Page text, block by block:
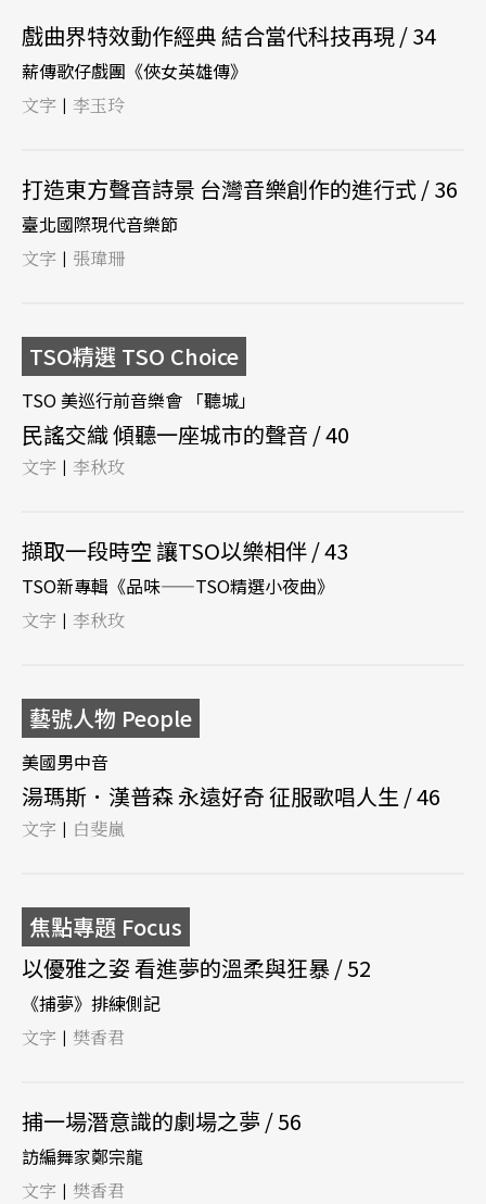
戲曲界特效動作經典 結合當代科技再現 / 34
薪傳歌仔戲團《俠女英雄傳》
文字 | 李玉玲
打造東方聲音詩景 台灣音樂創作的進行式 / 36
臺北國際現代音樂節
文字 | 張瑋珊
TSO精選 TSO Choice
TSO 美巡行前音樂會 「聽城」
民謠交織 傾聽一座城市的聲音 / 40
文字 | 李秋玫
擷取一段時空 讓TSO以樂相伴 / 43
TSO新專輯《品味——TSO精選小夜曲》
文字 | 李秋玫
藝號人物 People
美國男中音
湯瑪斯．漢普森 永遠好奇 征服歌唱人生 / 46
文字 | 白斐嵐
焦點專題 Focus
以優雅之姿 看進夢的溫柔與狂暴 / 52
《捕夢》排練側記
文字 | 樊香君
捕一場潛意識的劇場之夢 / 56
訪編舞家鄭宗龍
文字 | 樊香君